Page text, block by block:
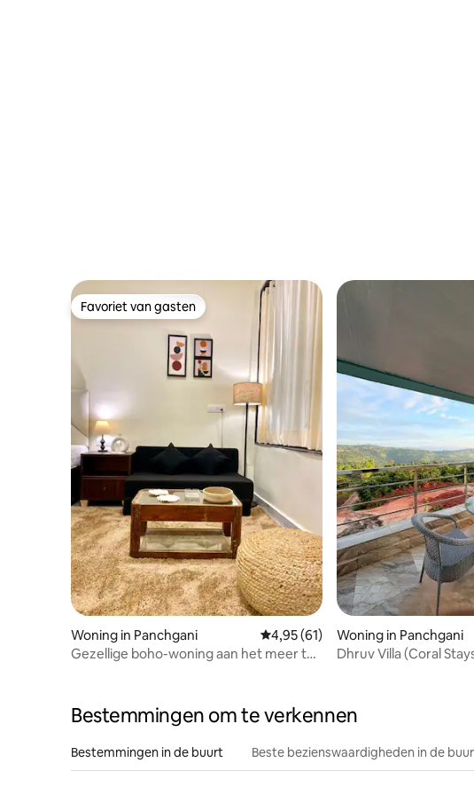
Favoriet van gasten
Favoriet van gasten
Woning in Panchgani Gemiddelde beoordeling van 4,95
4,95 (61)
Gezellige boho-woning aan het meer te
Woning in Panchgani
Dhruv Villa (Coral
Bestemmingen om te verkennen
Bestemmingen in de buurt Beste bezienswaardigheden in de